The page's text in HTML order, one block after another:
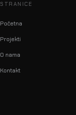
STRANICE
Početna
Projekti
O nama
Kontakt